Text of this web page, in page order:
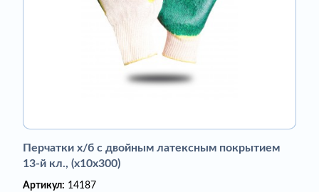
Перчатки х/б с двойным латексным покрытием
13-й кл., (х10х300)
Артикул: 14187